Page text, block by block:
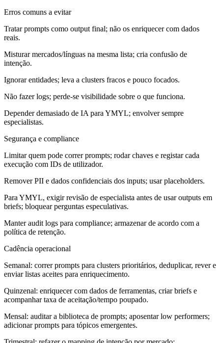
Erros comuns a evitar
Tratar prompts como output final; não os enriquecer com dados
reais.
Misturar mercados/línguas na mesma lista; cria confusão de
intenção.
Ignorar entidades; leva a clusters fracos e pouco focados.
Não fazer logs; perde-se visibilidade sobre o que funciona.
Depender demasiado de IA para YMYL; envolver sempre
especialistas.
Segurança e compliance
Limitar quem pode correr prompts; rodar chaves e registar cada
execução com IDs de utilizador.
Remover PII e dados confidenciais dos inputs; usar placeholders.
Para YMYL, exigir revisão de especialista antes de usar outputs em
briefs; bloquear perguntas especulativas.
Manter audit logs para compliance; armazenar de acordo com a
política de retenção.
Cadência operacional
Semanal: correr prompts para clusters prioritários, deduplicar, rever e
enviar listas aceites para enriquecimento.
Quinzenal: enriquecer com dados de ferramentas, criar briefs e
acompanhar taxa de aceitação/tempo poupado.
Mensal: auditar a biblioteca de prompts; aposentar low performers;
adicionar prompts para tópicos emergentes.